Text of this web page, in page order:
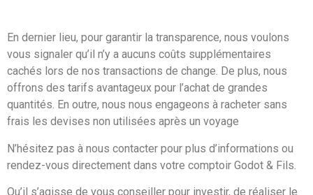
En dernier lieu, pour garantir la transparence, nous voulons
vous signaler qu’il n’y a aucuns coûts supplémentaires
cachés lors de nos transactions de change. De plus, nous
offrons des tarifs avantageux pour l’achat de grandes
quantités. En outre, nous nous engageons à racheter sans
frais les devises non utilisées après un voyage
N’hésitez pas à nous contacter pour plus d’informations ou
rendez-vous directement dans votre comptoir Godot & Fils.
Qu’il s’agisse de vous conseiller pour investir, de réaliser le